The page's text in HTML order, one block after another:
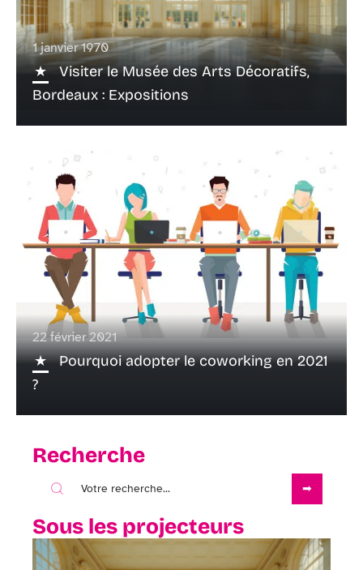
1 janvier 1970
Visiter le Musée des Arts Décoratifs,
Bordeaux : Expositions
22 février 2021
Pourquoi adopter le coworking en 2021
?
Recherche
Sous les projecteurs